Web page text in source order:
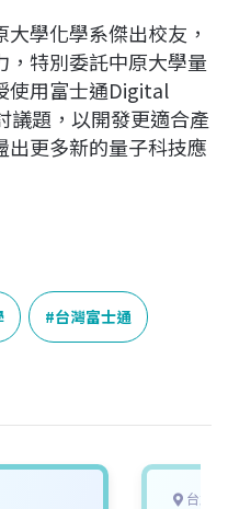
學化學系傑出校友，
，特別委託中原大學量
使用富士通Digital
議題，以開發更適合產
出更多新的量子科技應
台灣富士通
台北